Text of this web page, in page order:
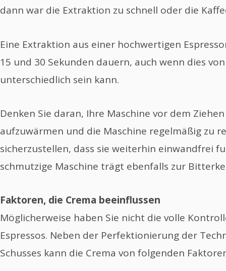
dann war die Extraktion zu schnell oder die
Eine Extraktion aus einer hochwertigen
15 und 30 Sekunden dauern, auch wenn dies
unterschiedlich sein kann.
Denken Sie daran, Ihre Maschine vor dem
aufzuwärmen und die Maschine regelmäßig zu
sicherzustellen, dass sie weiterhin einwandfrei
schmutzige Maschine trägt ebenfalls zur
Faktoren, die Crema beeinflussen
Möglicherweise haben Sie nicht die volle
Espressos. Neben der Perfektionierung der
Schusses kann die Crema von folgenden